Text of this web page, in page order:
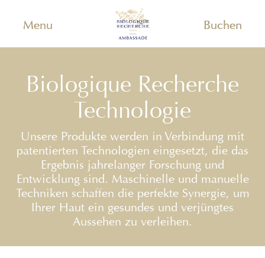
Menu Buchen
Biologique Recherche
Technologie
Unsere Produkte werden in Verbindung mit
patentierten Technologien eingesetzt, die das
Ergebnis jahrelanger Forschung und
Entwicklung sind. Maschinelle und manuelle
Techniken schaffen die perfekte Synergie, um
Ihrer Haut ein gesundes und verjüngtes
Aussehen zu verleihen.